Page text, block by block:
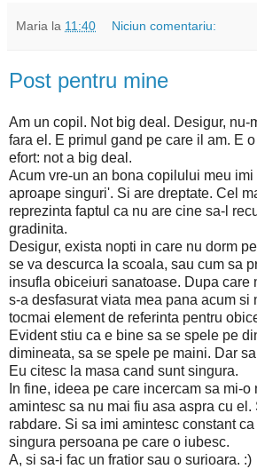
Maria la 11:40 Niciun comentariu:
Post pentru mine
Am un copil. Not big deal. Desigur, nu-
fara el. E primul gand pe care il am. E
efort: not a big deal.
Acum vre-un an bona copilului meu
aproape singuri'. Si are dreptate. Cel
reprezinta faptul ca nu are cine sa-l
gradinita.
Desigur, exista nopti in care nu dorm
se va descurca la scoala, sau cum sa
insufla obiceiuri sanatoase. Dupa care
s-a desfasurat viata mea pana acum si
tocmai element de referinta pentru
Evident stiu ca e bine sa se spele pe
dimineata, sa se spele pe maini. Dar
Eu citesc la masa cand sunt singura.
In fine, ideea pe care incercam sa mi-o
amintesc sa nu mai fiu asa aspra cu el.
rabdare. Si sa imi amintesc constant
singura persoana pe care o iubesc.
A, si sa-i fac un fratior sau o surioara. :)